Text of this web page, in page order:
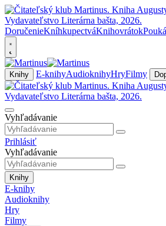
DoručenieKníhkupectváKnihovrátok
Knihy E-knihyAudioknihyHryFilmy
Vyhľadávanie
Prihlásiť
Vyhľadávanie
Knihy
E-knihy
Audioknihy
Hry
Filmy